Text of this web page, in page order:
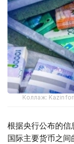
Коллаж:
根据央行公布的
国际主要货币之间